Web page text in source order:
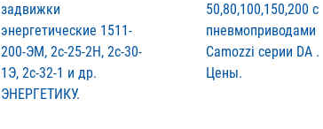
задвижки
энергетические 1511-
200-ЭМ, 2с-25-2Н, 2с-30-
1Э, 2с-32-1 и др.
ЭНЕРГЕТИКУ.
50,80,100,150,200 с
пневмоприводами
Camozzi серии DA .
Цены.